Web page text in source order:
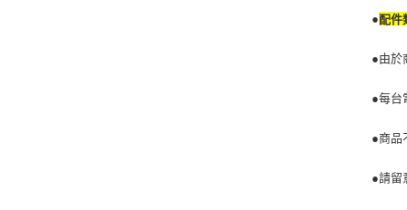
●配件
●由於
●每台
●商品
●請留